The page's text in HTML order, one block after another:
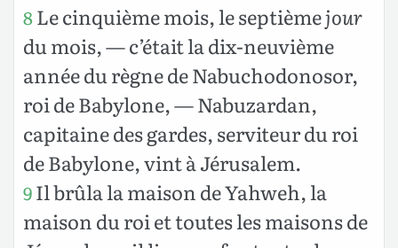
8Le cinquième mois, le septièmejour
du mois, — c’était la dix-neuvième
année du règne de Nabuchodonosor,
roi de Babylone, — Nabuzardan,
capitaine des gardes, serviteur du roi
de Babylone, vint à Jérusalem.
9Il brûla la maison de Yahweh, la
maison du roi et toutes les maisons de